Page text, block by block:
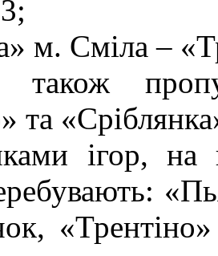
м. Сміла –
також
та
ігор, на